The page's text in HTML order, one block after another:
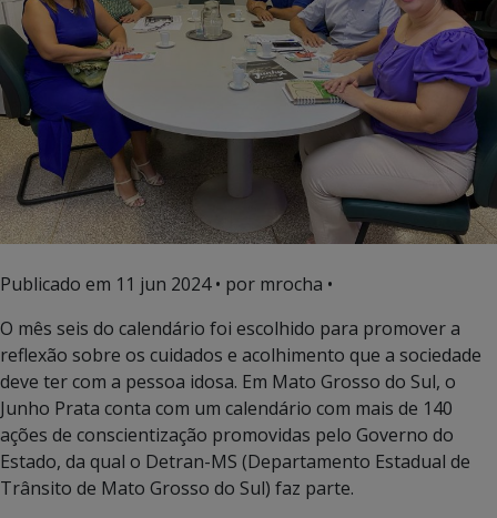
Publicado em 11 jun 2024• por mrocha •
O mês seis do calendário foi escolhido para promover a
reflexão sobre os cuidados e acolhimento que a sociedade
deve ter com a pessoa idosa. Em Mato Grosso do Sul, o
Junho Prata conta com um calendário com mais de 140
ações de conscientização promovidas pelo Governo do
Estado, da qual o Detran-MS (Departamento Estadual de
Trânsito de Mato Grosso do Sul) faz parte.